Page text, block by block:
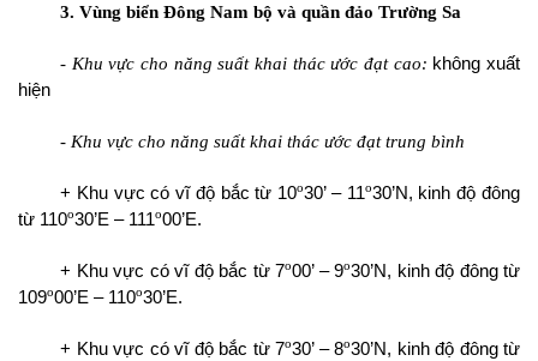
3. Vùng biển Đông Nam bộ và quần đảo Trường Sa
- Khu vực cho năng suất khai thác ước đạt cao: không xuất
hiện
- Khu vực cho năng suất khai thác ước đạt trung bình
+ Khu vực có vĩ độ bắc từ 10o30’ – 11o30’N, kinh độ đông
từ 110o30’E – 111o00’E.
+ Khu vực có vĩ độ bắc từ 7o00’ – 9o30’N, kinh độ đông từ
109o00’E – 110o30’E.
+ Khu vực có vĩ độ bắc từ 7o30’ – 8o30’N, kinh độ đông từ